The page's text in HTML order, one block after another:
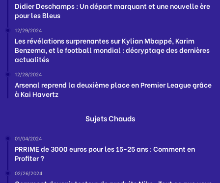
Didier Deschamps : Un départ marquant et une nouvelle ère
pour les Bleus
12/29/2024
Les révélations surprenantes sur Kylian Mbappé, Karim
Benzema, et le football mondial : décryptage des dernières
actualités
12/28/2024
Arsenal reprend la deuxième place en Premier League grâce
à Kai Havertz
Sujets Chauds
01/04/2024
PRRIME de 3000 euros pour les 15-25 ans : Comment en
Profiter ?
02/26/2024